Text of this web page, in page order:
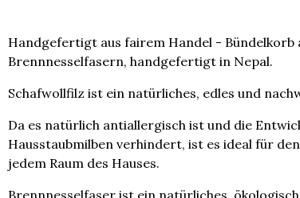
Handgefertigt aus fairem Handel - Bündelkorb
Brennnesselfasern, handgefertigt in Nepal.
Schafwollfilz ist ein natürliches, edles und
Da es natürlich antiallergisch ist und die
Hausstaubmilben verhindert, ist es ideal für
jedem Raum des Hauses.
Brennnesselfaser ist ein natürliches,